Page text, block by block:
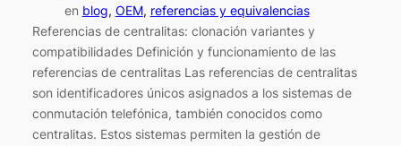
en blog, OEM, referencias y equivalencias
Referencias de centralitas: clonación variantes y
compatibilidades Definición y funcionamiento de las
referencias de centralitas Las referencias de centralitas
son identificadores únicos asignados a los sistemas de
conmutación telefónica, también conocidos como
centralitas. Estos sistemas permiten la gestión de